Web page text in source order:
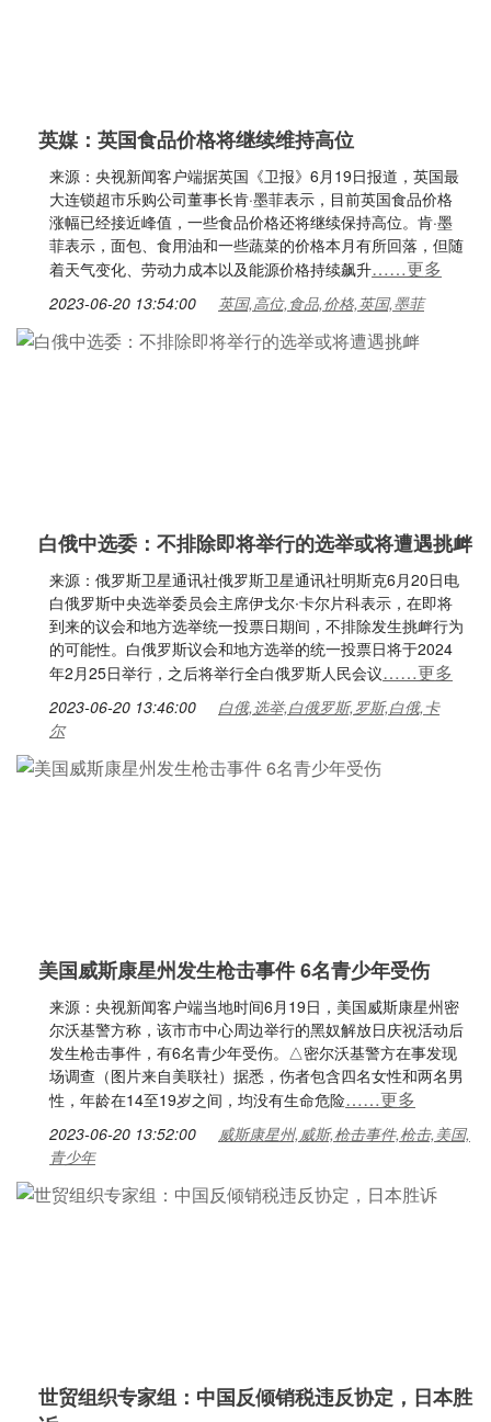
英媒：英国食品价格将继续维持高位
来源：央视新闻客户端据英国《卫报》6月19日报道，英国最
大连锁超市乐购公司董事长肯·墨菲表示，目前英国食品价格
涨幅已经接近峰值，一些食品价格还将继续保持高位。肯·墨
菲表示，面包、食用油和一些蔬菜的价格本月有所回落，但随
着天气变化、劳动力成本以及能源价格持续飙升……更多
2023-06-20 13:54:00 英国,高位,食品,价格,英国,墨菲
白俄中选委：不排除即将举行的选举或将遭遇挑衅
来源：俄罗斯卫星通讯社俄罗斯卫星通讯社明斯克6月20日电
白俄罗斯中央选举委员会主席伊戈尔∙卡尔片科表示，在即将
到来的议会和地方选举统一投票日期间，不排除发生挑衅行为
的可能性。白俄罗斯议会和地方选举的统一投票日将于2024
年2月25日举行，之后将举行全白俄罗斯人民会议……更多
2023-06-20 13:46:00
白俄,选举,白俄罗斯,罗斯,白俄,卡
尔
美国威斯康星州发生枪击事件 6名青少年受伤
来源：央视新闻客户端当地时间6月19日，美国威斯康星州密
尔沃基警方称，该市市中心周边举行的黑奴解放日庆祝活动后
发生枪击事件，有6名青少年受伤。△密尔沃基警方在事发现
场调查（图片来自美联社）据悉，伤者包含四名女性和两名男
性，年龄在14至19岁之间，均没有生命危险……更多
2023-06-20 13:52:00
威斯康星州,威斯,枪击事件,枪击,美国,
青少年
世贸组织专家组：中国反倾销税违反协定，日本胜